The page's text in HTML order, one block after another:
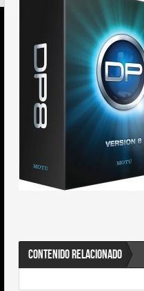
CONTENIDO RELACIONADO